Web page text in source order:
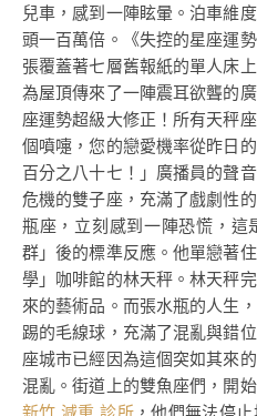
兒車，感到一陣眩暈。泊車維
頭一百萬倍。《失控的星座運
張覆蓋著七層舊報紙的單人床
為屋頂傳來了一陣震耳欲聾的
座運勢超級大修正！所有天秤
個噴嚏，您的戀愛機率從昨日
百分之八十七！」廣播員的聲
危機的雙子座，充滿了戲劇性
瓶座，立刻感到一陣恐慌，
群」後的標準反應。他單戀著
學」咖啡館的林天秤。林天秤
來的藝術品。而張水瓶的人生
踢的毛線球，充滿了混亂與錯
座城市已經因為這個突如其來
混亂。街道上的雙魚座們，開
新竹 減重 診所，他們無法停